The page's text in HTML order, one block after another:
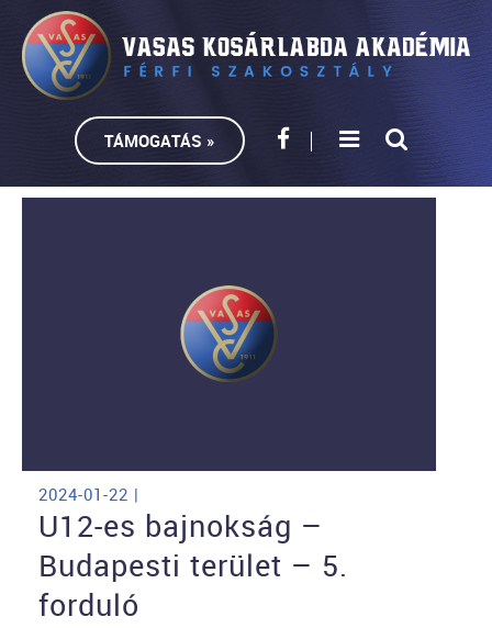
TÁMOGATÁS »
2024-01-22 |
U12-es bajnokság –
Budapesti terület – 5.
forduló